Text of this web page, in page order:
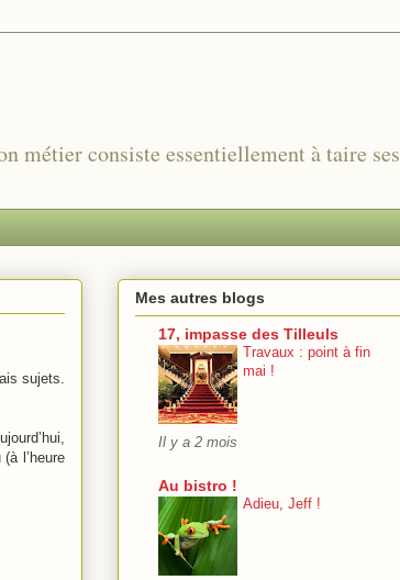
métier consiste essentiellement à taire ses
sujets.
l’heure
Mes autres blogs
17, impasse des Tilleuls
Travaux : point à fin
mai !
Il y a 2 mois
Au bistro !
Adieu, Jeff !